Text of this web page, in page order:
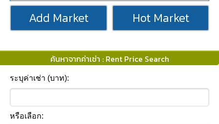
Add Market Hot Market
ค้นหาจากค่าเช่า : Rent Price Search
ระบุค่าเช่า (บาท):
หรือเลือก: